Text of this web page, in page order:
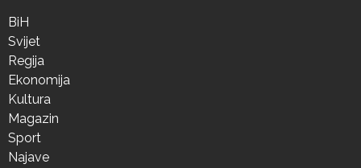
BiH
Svijet
Regija
Ekonomija
Kultura
Magazin
Sport
Najave